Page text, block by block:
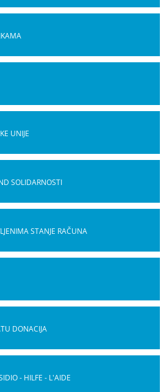
UNIJE
SOLIDARNOSTI
STANJE RAČUNA
DONACIJA
- HILFE - L'AIDE